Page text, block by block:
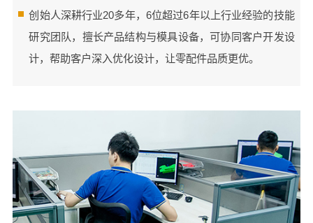
创始人深耕行业20多年，6位超过6年以上行业经验的技能
研究团队，擅长产品结构与模具设备，可协同客户开发设
计，帮助客户深入优化设计，让零配件品质更优。